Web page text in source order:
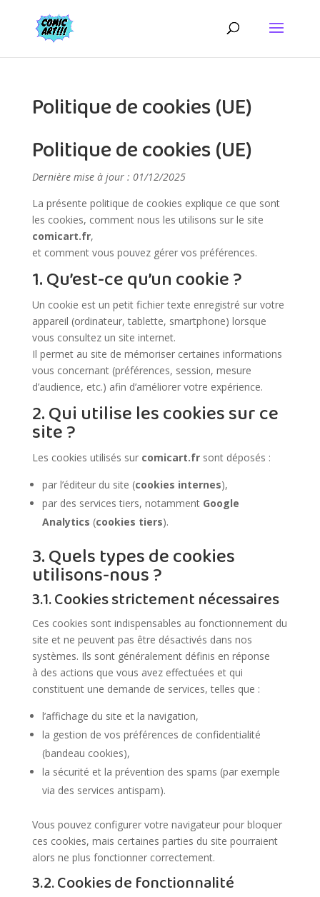
Politique de cookies (UE)
Politique de cookies (UE)
Dernière mise à jour : 01/12/2025
La présente politique de cookies explique ce que sont
les cookies, comment nous les utilisons sur le site
comicart.fr,
et comment vous pouvez gérer vos préférences.
1. Qu’est-ce qu’un cookie ?
Un cookie est un petit fichier texte enregistré sur votre
appareil (ordinateur, tablette, smartphone) lorsque
vous consultez un site internet.
Il permet au site de mémoriser certaines informations
vous concernant (préférences, session, mesure
d’audience, etc.) afin d’améliorer votre expérience.
2. Qui utilise les cookies sur ce
site ?
Les cookies utilisés sur comicart.frsont déposés :
par l’éditeur du site (cookies internes),
par des services tiers, notamment Google
Analytics (cookies tiers).
3. Quels types de cookies
utilisons-nous ?
3.1. Cookies strictement nécessaires
Ces cookies sont indispensables au fonctionnement du
site et ne peuvent pas être désactivés dans nos
systèmes. Ils sont généralement définis en réponse
à des actions que vous avez effectuées et qui
constituent une demande de services, telles que :
l’affichage du site et la navigation,
la gestion de vos préférences de confidentialité
(bandeau cookies),
la sécurité et la prévention des spams (par exemple
via des services antispam).
Vous pouvez configurer votre navigateur pour bloquer
ces cookies, mais certaines parties du site pourraient
alors ne plus fonctionner correctement.
3.2. Cookies de fonctionnalité